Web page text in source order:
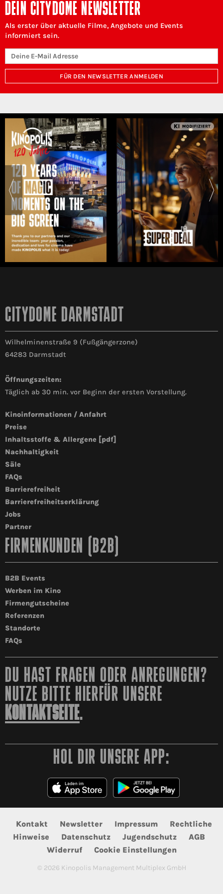
DEIN CITYDOME NEWSLETTER
Als erster über aktuelle Filme, Angebote und Events
informiert sein.
FÜR DEN NEWSLETTER ANMELDEN
CITYDOME DARMSTADT
Wilhelminenstraße 9 (Fußgängerzone)
64283 Darmstadt
Öffnungszeiten:
Täglich ab 30 min. vor Beginn der ersten Vorstellung.
Kinoinformationen / Anfahrt
Preise
Inhaltsstoffe & Allergene [pdf]
Nachhaltigkeit
Säle
FAQs
Barrierefreiheit
Barrierefreiheitserklärung
Jobs
Partner
FIRMENKUNDEN (B2B)
B2B Events
Werben im Kino
Firmengutscheine
Referenzen
Standorte
FAQs
DU HAST FRAGEN ODER ANREGUNGEN?
NUTZE BITTE HIERFÜR UNSERE
KONTAKTSEITE.
HOL DIR UNSERE APP:
Kontakt Newsletter Impressum
Rechtliche
Hinweise
Datenschutz Jugendschutz
AGB
Widerruf
Cookie Einstellungen
© 2026 Kinopolis Management Multiplex GmbH